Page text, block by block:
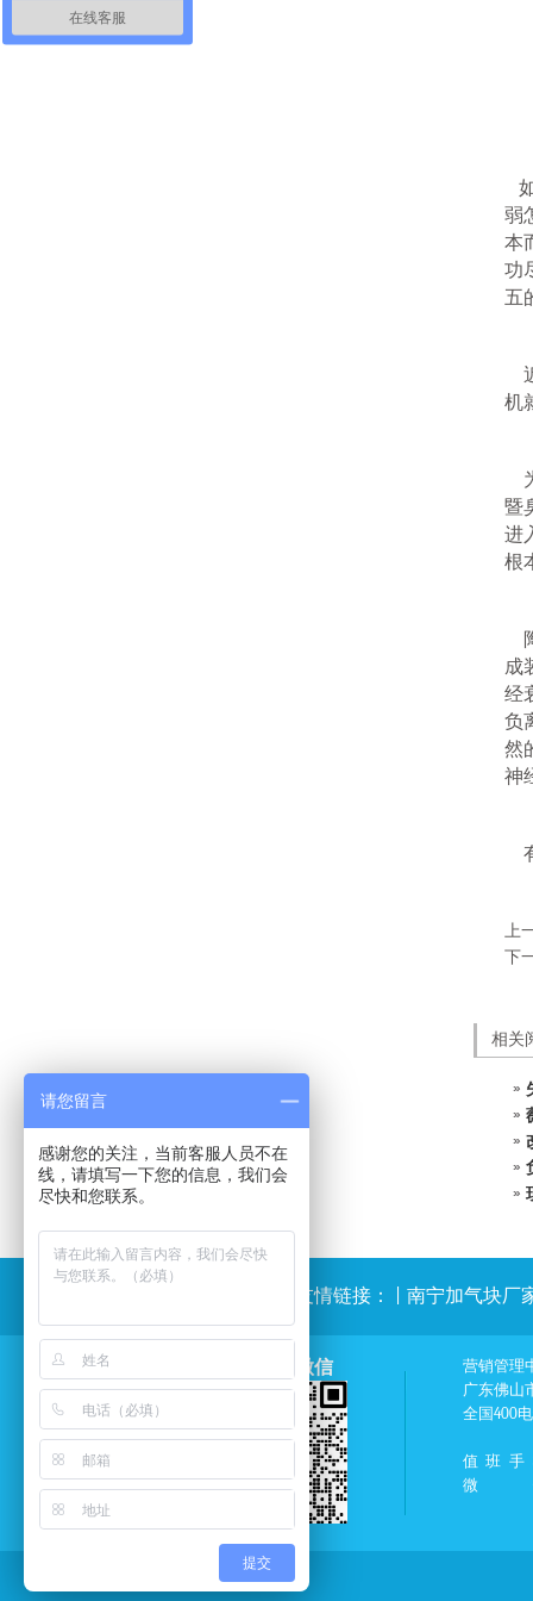
弱
本
功
五
机
暨
进
根
成
经
负
然
神
上
下
相关
友情链接： 南宁加气块厂
薇伊招商微信
营销管理
广东佛山
全国400
值班手
微
在线客服
请您留言
感谢您的关注，当前客服人员不在
线，请填写一下您的信息，我们会
尽快和您联系。
提交